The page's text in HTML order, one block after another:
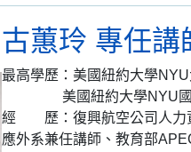
古蕙玲 專任講
最高學歷：美國紐約大學
美國紐約大學NYU國際
經 歷：復興航空公司人力資
應外系兼任講師、教育部